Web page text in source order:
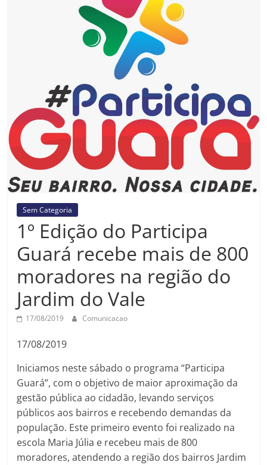
Sem Categoria
1º Edição do Participa
Guará recebe mais de 800
moradores na região do
Jardim do Vale
17/08/2019 Comunicacao
17/08/2019
Iniciamos neste sábado o programa “Participa
Guará”, com o objetivo de maior aproximação da
gestão pública ao cidadão, levando serviços
públicos aos bairros e recebendo demandas da
população. Este primeiro evento foi realizado na
escola Maria Júlia e recebeu mais de 800
moradores, atendendo a região dos bairros Jardim